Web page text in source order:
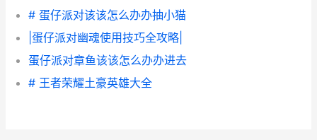
# 蛋仔派对该该怎么办办抽小猫
|蛋仔派对幽魂使用技巧全攻略|
蛋仔派对章鱼该该怎么办办进去
# 王者荣耀土豪英雄大全